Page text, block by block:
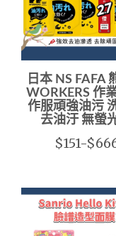
日本 NS FAFA
WORKERS 作
作服頑強油污
去油汙 無螢
$151-